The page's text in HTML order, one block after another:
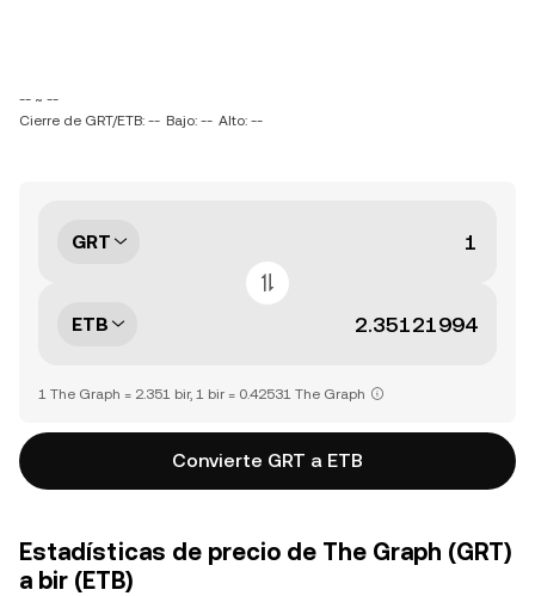
-- ~ --
Cierre de GRT/ETB: -- Bajo: -- Alto: --
GRT
ETB
1 The Graph = 2.351 bir, 1 bir = 0.42531 The Graph
Convierte GRT a ETB
Estadísticas de precio de The Graph (GRT)
a bir (ETB)